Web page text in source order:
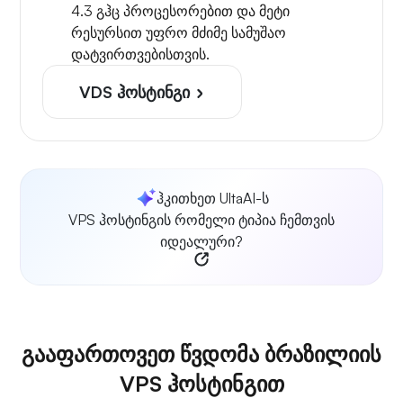
4.3 გჰც პროცესორებით და მეტი
რესურსით უფრო მძიმე სამუშაო
დატვირთვებისთვის.
VDS ჰოსტინგი
ჰკითხეთ UltaAI-ს
VPS ჰოსტინგის რომელი ტიპია ჩემთვის
იდეალური?
გააფართოვეთ წვდომა ბრაზილიის
VPS ჰოსტინგით